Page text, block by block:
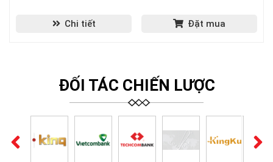
Chi tiết Đặt mua
ĐỐI TÁC CHIẾN LƯỢC